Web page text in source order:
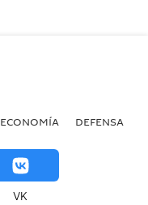
ECONOMÍA DEFENSA
VK